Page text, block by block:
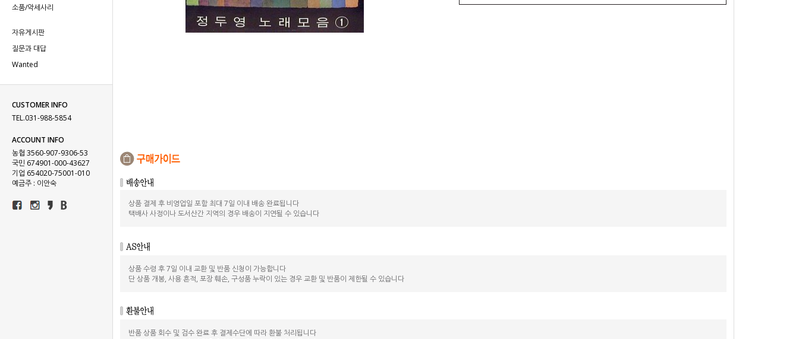
소품/악세사리
자유게시판
질문과 대답
Wanted
CUSTOMER INFO
TEL.031-988-5854
ACCOUNT INFO
농협 3560-907-9306-53
국민 674901-000-43627
기업 654020-75001-010
예금주 : 이안숙
상품 결제 후 비영업일 포함 최대 7일 이내 배송 완료됩니다
택배사 사정이나 도서산간 지역의 경우 배송이 지연될 수 있습니다
상품 수령 후 7일 이내 교환 및 반품 신청이 가능합니다
단 상품 개봉, 사용 흔적, 포장 훼손, 구성품 누락이 있는 경우 교환 및 반품이 제한될 수 있습니다
반품 상품 회수 및 검수 완료 후 결제수단에 따라 환불 처리됩니다